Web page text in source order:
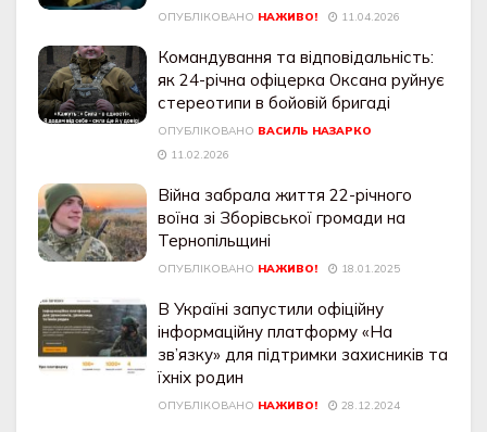
ОПУБЛІКОВАНО НАЖИВО! 11.04.2026
Командування та відповідальність:
як 24-річна офіцерка Оксана руйнує
стереотипи в бойовій бригаді
ОПУБЛІКОВАНО ВАСИЛЬ НАЗАРКО
11.02.2026
Війна забрала життя 22-річного
воїна зі Зборівської громади на
Тернопільщині
ОПУБЛІКОВАНО НАЖИВО! 18.01.2025
В Україні запустили офіційну
інформаційну платформу «На
зв’язку» для підтримки захисників та
їхніх родин
ОПУБЛІКОВАНО НАЖИВО! 28.12.2024